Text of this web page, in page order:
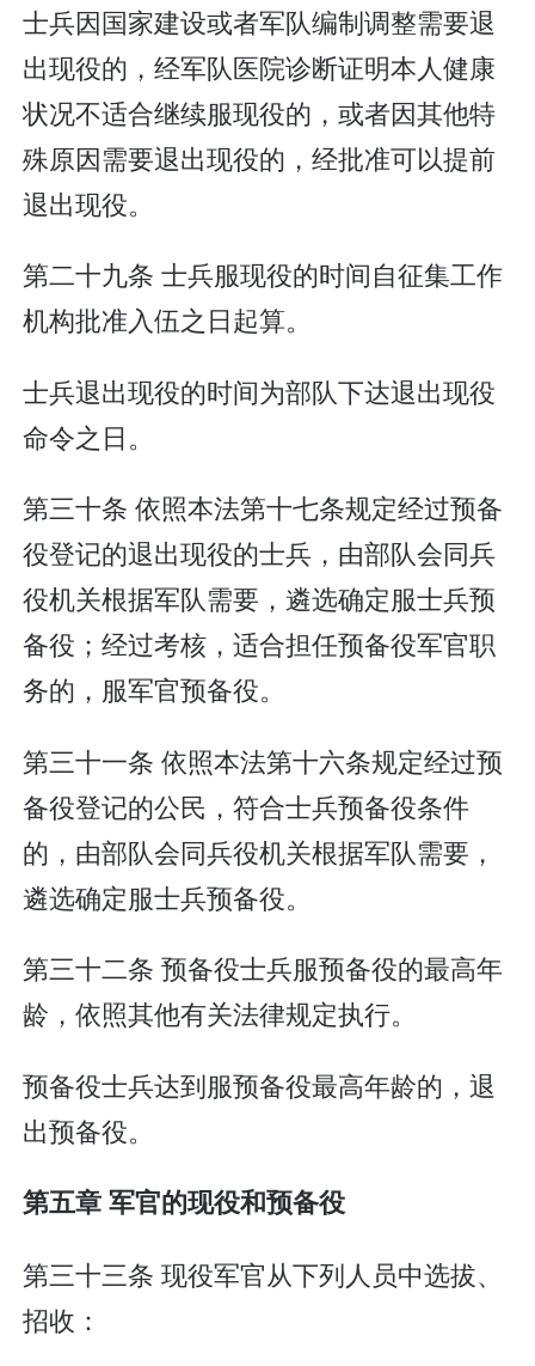
士兵因国家建设或者军队编制调整需要退
出现役的，经军队医院诊断证明本人健康
状况不适合继续服现役的，或者因其他特
殊原因需要退出现役的，经批准可以提前
退出现役。
第二十九条 士兵服现役的时间自征集工作
机构批准入伍之日起算。
士兵退出现役的时间为部队下达退出现役
命令之日。
第三十条 依照本法第十七条规定经过预备
役登记的退出现役的士兵，由部队会同兵
役机关根据军队需要，遴选确定服士兵预
备役；经过考核，适合担任预备役军官职
务的，服军官预备役。
第三十一条 依照本法第十六条规定经过预
备役登记的公民，符合士兵预备役条件
的，由部队会同兵役机关根据军队需要，
遴选确定服士兵预备役。
第三十二条 预备役士兵服预备役的最高年
龄，依照其他有关法律规定执行。
预备役士兵达到服预备役最高年龄的，退
出预备役。
第五章 军官的现役和预备役
第三十三条 现役军官从下列人员中选拔、
招收：